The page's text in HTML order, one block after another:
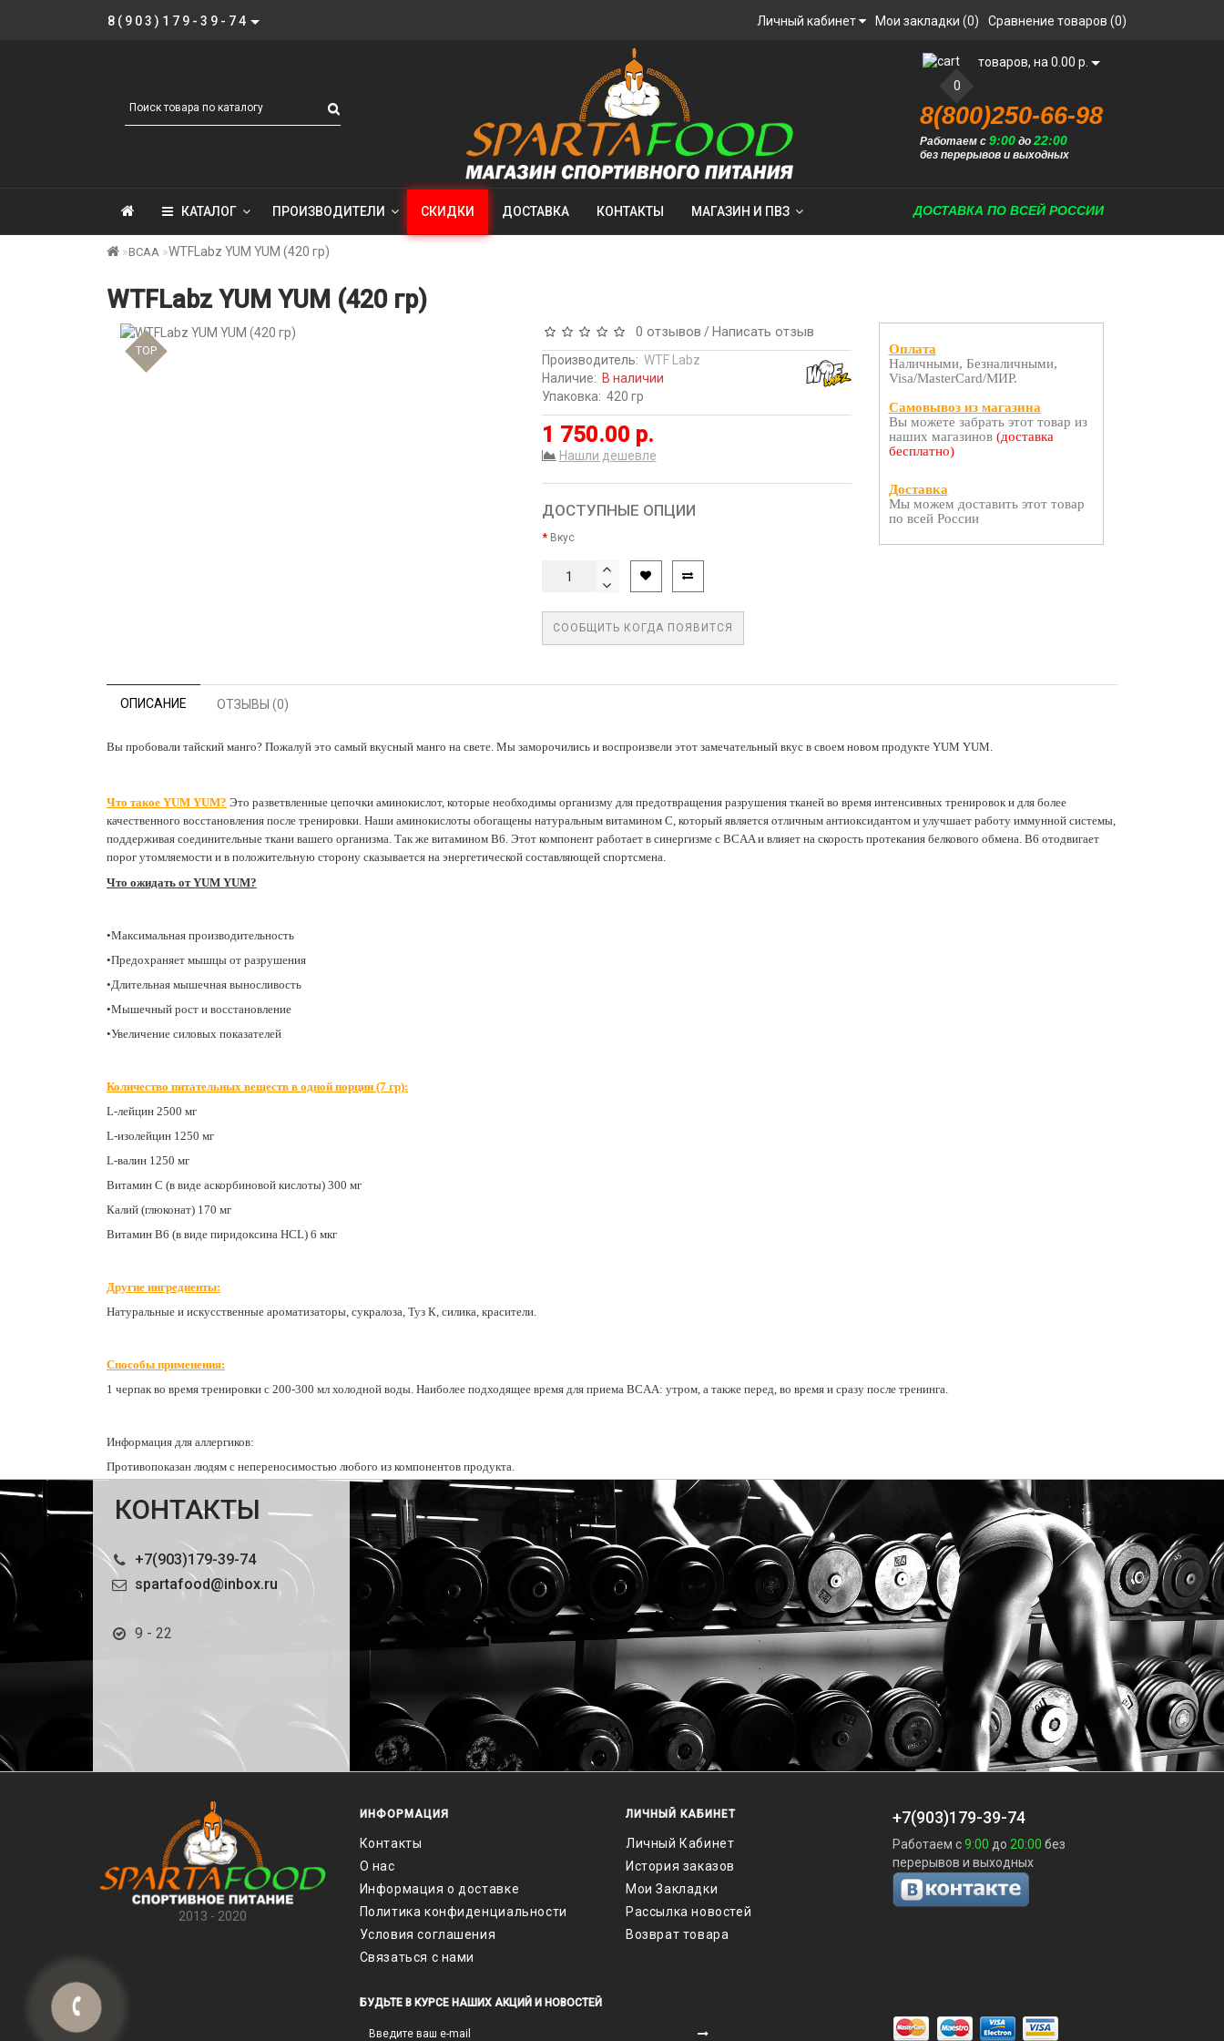
8(903)179-39-74 Личный кабинет Мои закладки (0) Сравнение товаров (0)
0
товаров, на 0.00 р.
8(800)250-66-98
Работаем с9:00 до22:00
без перерывов и выходных
КАТАЛОГ ПРОИЗВОДИТЕЛИ СКИДКИ ДОСТАВКА КОНТАКТЫ МАГАЗИН И ПВЗ ДОСТАВКА ПО ВСЕЙ РОССИИ
BCAA WTFLabz YUM YUM (420 гр)
WTFLabz YUM YUM (420 гр)
TOP
0 отзывов / Написать отзыв
Производитель: WTF Labz
Наличие: В наличии
Упаковка: 420 гр
1 750.00 р.
Нашли дешевле
ДОСТУПНЫЕ ОПЦИИ
Вкус
СООБЩИТЬ КОГДА ПОЯВИТСЯ
Оплата
Наличными, Безналичными,
Visa/MasterCard/МИР.
Самовывоз из магазина
Вы можете забрать этот товар из
наших магазинов (доставка
бесплатно)
Доставка
Мы можем доставить этот товар
по всей России
ОПИСАНИЕ ОТЗЫВЫ (0)
Вы пробовали тайский манго? Пожалуй это самый вкусный манго на свете. Мы заморочились и воспроизвели этот замечательный вкус в своем новом продукте YUM YUM.
Что такое YUM YUM? Это разветвленные цепочки аминокислот, которые необходимы организму для предотвращения разрушения тканей во время интенсивных тренировок и для более
качественного восстановления после тренировки. Наши аминокислоты обогащены натуральным витамином С, который является отличным антиоксидантом и улучшает работу иммунной системы,
поддерживая соединительные ткани вашего организма. Так же витамином B6. Этот компонент работает в синергизме с BCAA и влияет на скорость протекания белкового обмена. B6 отодвигает
порог утомляемости и в положительную сторону сказывается на энергетической составляющей спортсмена.
Что ожидать от YUM YUM?
•Максимальная производительность
•Предохраняет мышцы от разрушения
•Длительная мышечная выносливость
•Мышечный рост и восстановление
•Увеличение силовых показателей
Количество питательных веществ в одной порции (7 гр):
L-лейцин 2500 мг
L-изолейцин 1250 мг
L-валин 1250 мг
Витамин С (в виде аскорбиновой кислоты) 300 мг
Калий (глюконат) 170 мг
Витамин В6 (в виде пиридоксина HCL) 6 мкг
Другие ингредиенты:
Натуральные и искусственные ароматизаторы, сукралоза, Туз К, силика, красители.
Способы применения:
1 черпак во время тренировки с 200-300 мл холодной воды. Наиболее подходящее время для приема BCAA: утром, а также перед, во время и сразу после тренинга.
Информация для аллергиков:
Противопоказан людям с непереносимостью любого из компонентов продукта.
КОНТАКТЫ
+7(903)179-39-74
spartafood@inbox.ru
9 - 22
2013 - 2020
ИНФОРМАЦИЯ
Контакты
О нас
Информация о доставке
Политика конфиденциальности
Условия соглашения
Связаться с нами
ЛИЧНЫЙ КАБИНЕТ
Личный Кабинет
История заказов
Мои Закладки
Рассылка новостей
Возврат товара
+7(903)179-39-74
Работаем с9:00 до 20:00 без
перерывов и выходных
БУДЬТЕ В КУРСЕ НАШИХ АКЦИЙ И НОВОСТЕЙ